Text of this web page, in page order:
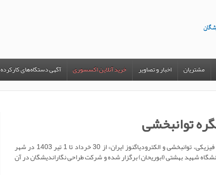
مشتریان اخبار و تصاویر خرید آنلاین اکسسوری آگهی دستگاه‌های کارکرده
توانبخشی
«بیست و هفتمین کنگره سالیانه طب فیزیکی، توانبخشی و الکترودیاگنوز ایران» از 30 خرداد تا 1 تیر 1403 در شهر
شهید بهشتی (ابوریحان) برگزار شده و شرکت طراحی نگاراندیشگان در آن